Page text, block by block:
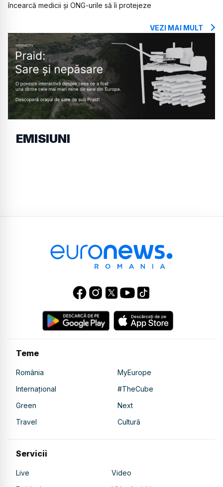
încearcă medicii și ONG-urile să îi protejeze
VEZI MAI MULT
EMISIUNI
Teme
România
MyEurope
Internațional
#TheCube
Green
Next
Travel
Cultură
Servicii
Live
Video